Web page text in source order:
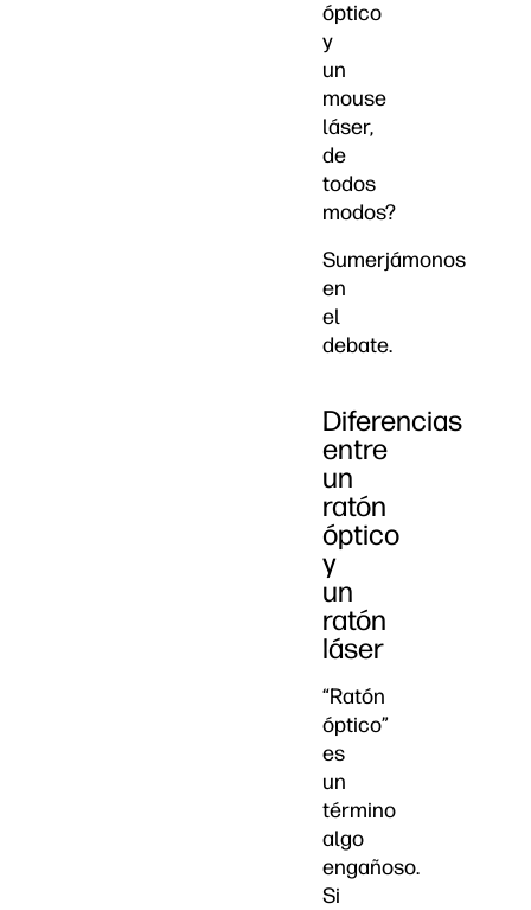
óptico
y
un
mouse
láser,
de
todos
modos?
Sumerjámonos
en
el
debate.
Diferencias
entre
un
ratón
óptico
y
un
ratón
láser
“Ratón
óptico”
es
un
término
algo
engañoso.
Si